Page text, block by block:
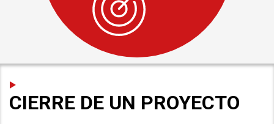
CIERRE DE UN PROYECTO